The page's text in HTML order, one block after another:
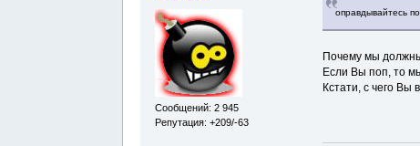
Сообщений: 2 945
Репутация: +209/-63
оправдывайтесь
Почему мы
Если Вы поп, то
Кстати, с чего Вы